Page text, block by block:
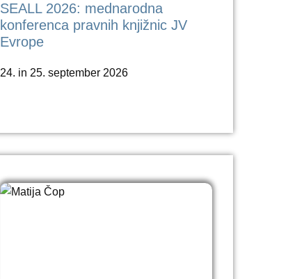
SEALL 2026: mednarodna
konferenca pravnih knjižnic JV
Evrope
24. in 25. september 2026